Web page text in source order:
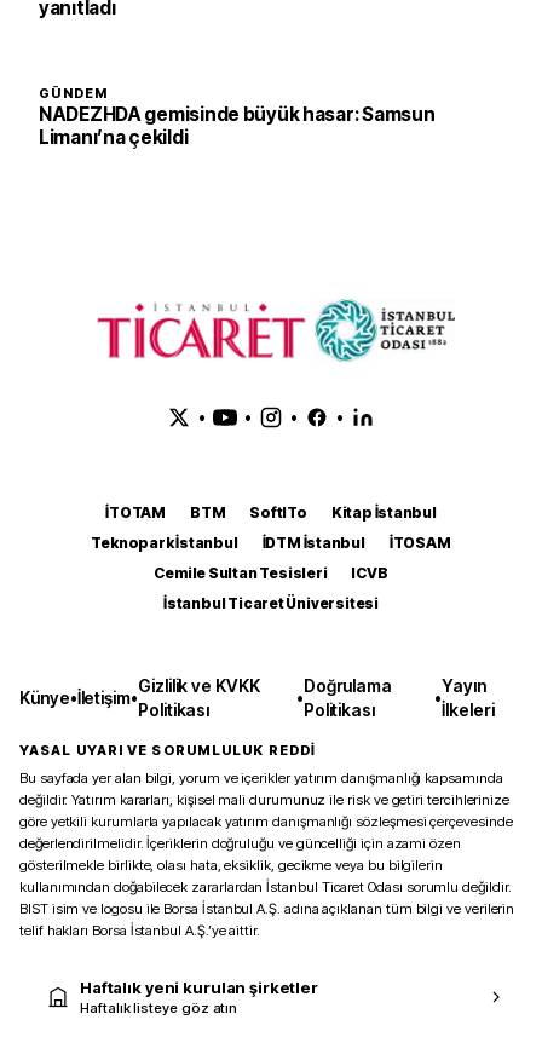
yanıtladı
GÜNDEM
NADEZHDA gemisinde büyük hasar: Samsun
Limanı’na çekildi
• • • •
İTOTAM BTM SoftITo
Kitap İstanbul
Teknopark İstanbul
İDTM İstanbul
İTOSAM
Cemile Sultan Tesisleri
ICVB
İstanbul Ticaret Üniversitesi
Künye•İletişim•
Gizlilik ve KVKK
Politikası
•
Doğrulama
Politikası
•
Yayın
İlkeleri
YASAL UYARI VE SORUMLULUK REDDİ
Bu sayfada yer alan bilgi, yorum ve içerikler yatırım danışmanlığı kapsamında
değildir. Yatırım kararları, kişisel mali durumunuz ile risk ve getiri tercihlerinize
göre yetkili kurumlarla yapılacak yatırım danışmanlığı sözleşmesi çerçevesinde
değerlendirilmelidir. İçeriklerin doğruluğu ve güncelliği için azami özen
gösterilmekle birlikte, olası hata, eksiklik, gecikme veya bu bilgilerin
kullanımından doğabilecek zararlardan İstanbul Ticaret Odası sorumlu değildir.
BIST isim ve logosu ile Borsa İstanbul A.Ş. adına açıklanan tüm bilgi ve verilerin
telif hakları Borsa İstanbul A.Ş.’ye aittir.
Haftalık yeni kurulan şirketler
Haftalık listeye göz atın